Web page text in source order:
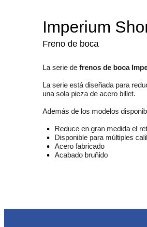
Imperium
Freno de boca
La serie defrenos de boca
La serie está diseñada para
una sola pieza de acero billet.
Además de los modelos
Reduce en gran medida el
Disponible para múltiples
Acero fabricado
Acabado bruñido